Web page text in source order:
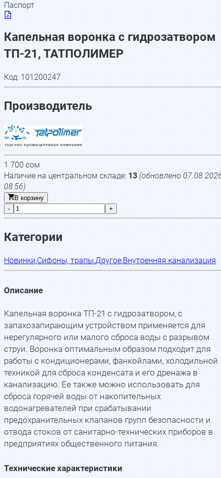
Паспорт
Капельная воронка с гидрозатвором
ТП-21, ТАТПОЛИМЕР
Код:101200247
Производитель
1 700сом
Наличие на центральном складе: 13 (обновлено
08:56)
В корзину
-
+
Категории
Новинки,Сифоны, трапы,Другое,Внутренняя канализация
Описание
Капельная воронка ТП-21 с гидрозатвором, с
запахозапирающим устройством применяется для
нерегулярного или малого сброса воды c разрывом
струи. Воронка оптимальным образом подходит для
работы с кондиционерами, фанкойлами, холодильной
техникой для сброса конденсата и его дренажа в
канализацию. Ее также можно использовать для
сброса горячей воды от накопительных
водонагревателей при срабатывании
предохранительных клапанов групп безопасности и
отвода стоков от санитарно-технических приборов в
предприятиях общественного питания.
Технические характеристики